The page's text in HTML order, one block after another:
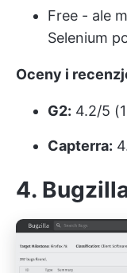
Free - ale
Selenium
Oceny i
G2: 4.2/5
Capterra:
4.